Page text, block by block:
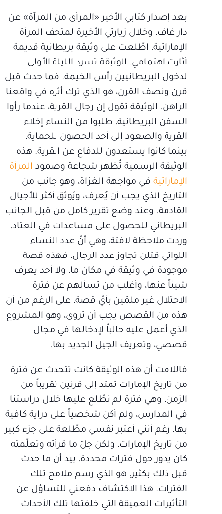
بعد إصدار كتابي الأخير «المرأى من المرآة» عن
دار غاف، وخلال زيارتي الأخيرة لمتحف المرأة
الإماراتية، اطّلعت على وثيقة بريطانية قديمة
أثارت اهتمامي. الوثيقة تسرد الليلة الأولى
لدخول البريطانيين رأس الخيمة. فما حدث قبل
قرن ونصف القرن، هو الذي ترك أثره في واقعنا
الراهن. الوثيقة تقول إن رجال القرية، عندما رأوا
السفن البريطانية، طلبوا من النساء إخلاء
القرية والصعود إلى أحد الحصون للحماية،
بينما كانوا يستعدون للدفاع عن القرية. هذه
الوثيقة الرسمية تُظهر شجاعة وصمود المرأة
الإماراتية في مواجهة الغزاة، وهو جانب من
التاريخ الذي يجب أن يُعرف، ويُوثق أكثر للأجيال
القادمة. وعند وضع تقرير كامل من قبل الجانب
البريطاني للحصول على مساعدات في العتاد،
وردت ملاحظة لافتة، وهي أنّ عدد النساء
اللواتي قتلن تجاوز عدد الرجال، فهذه قصة
موجودة في وثيقة في مكان ما، ولا أحد يعرف
شيئاً عنها، وأغلب من تسألهم عن فترة
الاحتلال غير ملمّين بأيّ قصة، على الرغم من أن
هذه من القصص يجب أن تروى، وهو المشروع
الذي أعمل عليه حالياً لإدخالها في مجال
قصصي، وتعريف الجيل الجديد بها.
فاللافت أن هذه الوثيقة كانت تتحدث عن فترة
من تاريخ الإمارات تمتد إلى قرنين تقريباً من
الزمن، وهي فترة لم نطّلع عليها خلال دراستنا
في المدارس، ولم أكن شخصياً على دراية كافية
بها، رغم أنني أعتبر نفسي مطّلعة على جزء كبير
من تاريخ الإمارات، ولكن جلّ ما قرأته وتعلّمته
كان يدور حول فترات محددة، بيد أن ما حدث
قبل ذلك بكثير، هو الذي رسم ملامح تلك
الفترات. هذا الاكتشاف دفعني للتساؤل عن
التأثيرات العميقة التي خلفتها تلك الأحداث